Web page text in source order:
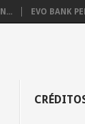
EVO BANK